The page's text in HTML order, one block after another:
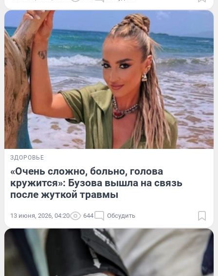
ЗДОРОВЬЕ
«Очень сложно, больно, голова
кружится»: Бузова вышла на связь
после жуткой травмы
13 июня, 2026, 04:20 644 Обсудить